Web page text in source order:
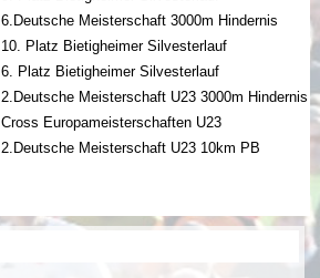
6.Deutsche Meisterschaft 3000m Hindernis
10. Platz Bietigheimer Silvesterlauf
6. Platz Bietigheimer Silvesterlauf
2.Deutsche Meisterschaft U23 3000m Hindernis
Cross Europameisterschaften U23
2.Deutsche Meisterschaft U23 10km PB